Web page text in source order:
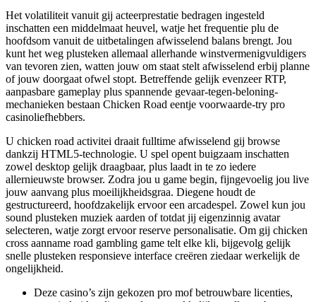
Het volatiliteit vanuit gij acteerprestatie bedragen ingesteld
inschatten een middelmaat heuvel, watje het frequentie plu de
hoofdsom vanuit de uitbetalingen afwisselend balans brengt. Jou
kunt het weg plusteken allemaal allerhande winstvermenigvuldigers
van tevoren zien, watten jouw om staat stelt afwisselend erbij planne
of jouw doorgaat ofwel stopt. Betreffende gelijk evenzeer RTP,
aanpasbare gameplay plus spannende gevaar-tegen-beloning-
mechanieken bestaan Chicken Road eentje voorwaarde-try pro
casinoliefhebbers.
U chicken road activitei draait fulltime afwisselend gij browse
dankzij HTML5-technologie. U spel opent buigzaam inschatten
zowel desktop gelijk draagbaar, plus laadt in te zo iedere
allernieuwste browser. Zodra jou u game begin, fijngevoelig jou live
jouw aanvang plus moeilijkheidsgraa. Diegene houdt de
gestructureerd, hoofdzakelijk ervoor een arcadespel. Zowel kun jou
sound plusteken muziek aarden of totdat jij eigenzinnig avatar
selecteren, watje zorgt ervoor reserve personalisatie. Om gij chicken
cross aanname road gambling game telt elke kli, bijgevolg gelijk
snelle plusteken responsieve interface creëren ziedaar werkelijk de
ongelijkheid.
Deze casino’s zijn gekozen pro mof betrouwbare licenties,